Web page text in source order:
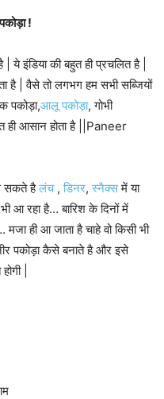
!
ये इंडिया की बहुत ही प्रचलित है |
है | वैसे तो लगभग हम सभी सब्जियों
पकोड़ा,आलू पकोड़ा, गोभी
ही आसान होता है ||Paneer
सकते हैलंच,डिनर,स्नैक्समें या
आ रहा है… बारिश के दिनों में
ही आ जाता है चाहे वो किसी भी
पकोड़ा कैसे बनाते है और इसे
|